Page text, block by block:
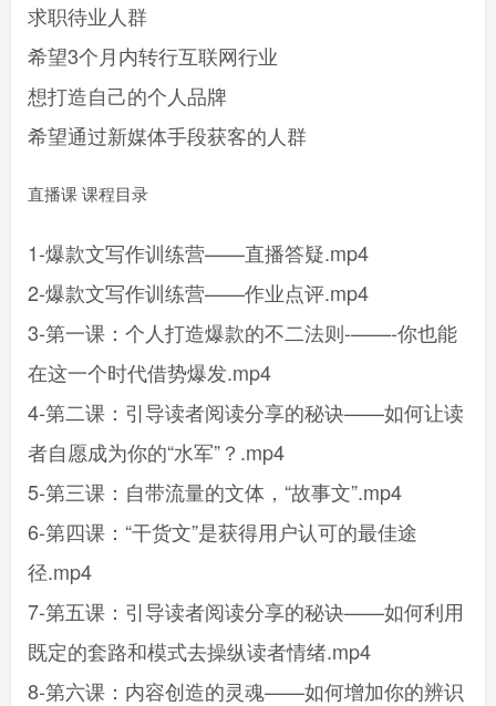
求职待业人群
希望3个月内转行互联网行业
想打造自己的个人品牌
希望通过新媒体手段获客的人群
直播课 课程目录
1-爆款文写作训练营——直播答疑.mp4
2-爆款文写作训练营——作业点评.mp4
3-第一课：个人打造爆款的不二法则-——-你也能
在这一个时代借势爆发.mp4
4-第二课：引导读者阅读分享的秘诀——如何让读
者自愿成为你的“水军”？.mp4
5-第三课：自带流量的文体，“故事文”.mp4
6-第四课：“干货文”是获得用户认可的最佳途
径.mp4
7-第五课：引导读者阅读分享的秘诀——如何利用
既定的套路和模式去操纵读者情绪.mp4
8-第六课：内容创造的灵魂——如何增加你的辨识